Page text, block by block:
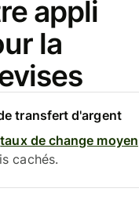
appli
la
transfert d'argent
taux de change moyen
cachés.